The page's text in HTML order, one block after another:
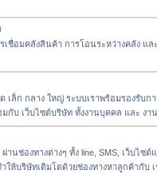
ชื่อมคลังสินค้า การโอนระหว่างคลัง แล
ล็ก กลาง ใหญ่ ระบบเราพร้อมรองรับก
กับ เว็บไซต์บริษัท ทั้งงานบุคคล และ งา
ช่องทางต่างๆ ทั้ง line, SMS, เว็บไซต์
ห้บริษัทเติมโตด้วยช่องทางหาลูกค้ากับ เ